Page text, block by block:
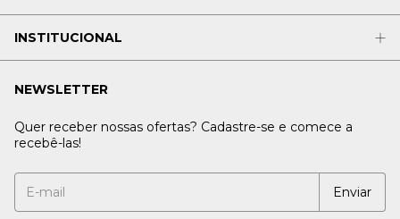
INSTITUCIONAL
NEWSLETTER
Quer receber nossas ofertas? Cadastre-se e comece a
recebê-las!